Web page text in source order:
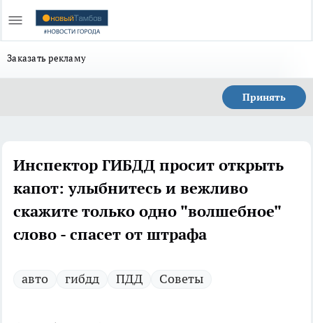
Заказать рекламу
Принять
Инспектор ГИБДД просит открыть
капот: улыбнитесь и вежливо
скажите только одно "волшебное"
слово - спасет от штрафа
авто гибдд ПДД Советы